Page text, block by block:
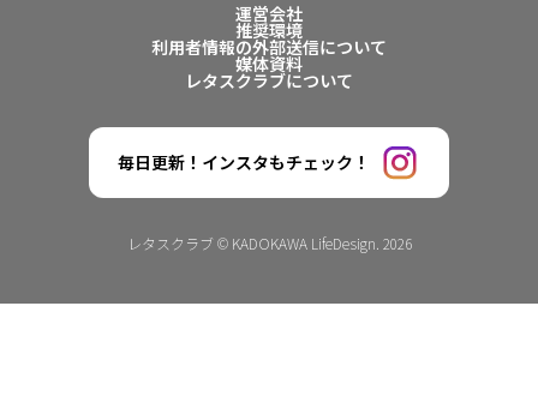
運営会社
推奨環境
利用者情報の外部送信について
媒体資料
レタスクラブについて
毎日更新！インスタもチェック！
レタスクラブ © KADOKAWA LifeDesign. 2026